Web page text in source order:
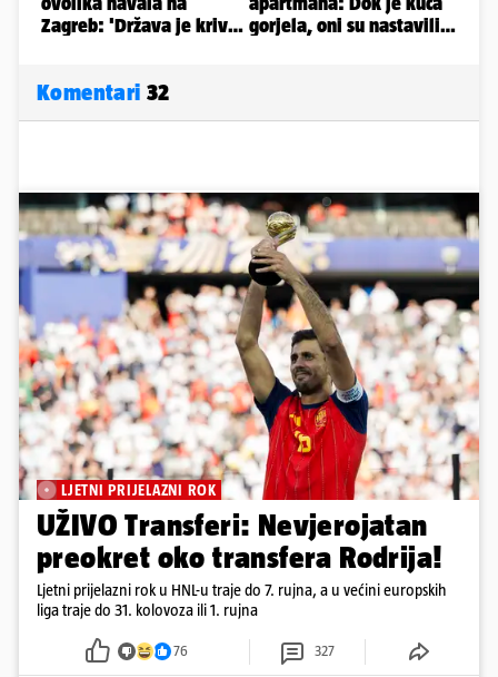
Komentari 32
LJETNI PRIJELAZNI ROK
UŽIVO Transferi: Nevjerojatan
preokret oko transfera Rodrija!
Ljetni prijelazni rok u HNL-u traje do 7. rujna, a u većini europskih
liga traje do 31. kolovoza ili 1. rujna
76 327